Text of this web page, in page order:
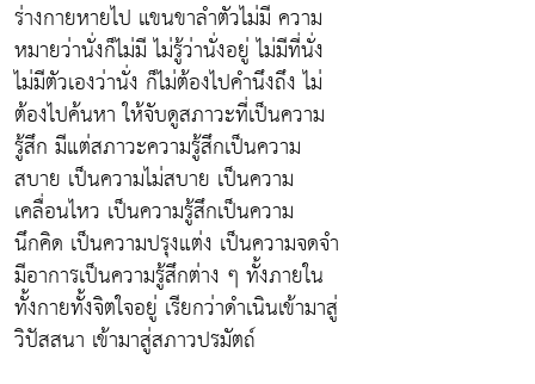
ร่างกายหายไป แขนขาลำตัวไม่มี ความ
หมายว่านั่งก็ไม่มี ไม่รู้ว่านั่งอยู่ ไม่มีที่นั่ง
ไม่มีตัวเองว่านั่ง ก็ไม่ต้องไปคำนึงถึง ไม่
ต้องไปค้นหา ให้จับดูสภาวะที่เป็นความ
รู้สึก มีแต่สภาวะความรู้สึกเป็นความ
สบาย เป็นความไม่สบาย เป็นความ
เคลื่อนไหว เป็นความรู้สึกเป็นความ
นึกคิด เป็นความปรุงแต่ง เป็นความจดจำ
มีอาการเป็นความรู้สึกต่าง ๆ ทั้งภายใน
ทั้งกายทั้งจิตใจอยู่ เรียกว่าดำเนินเข้ามาสู่
วิปัสสนา เข้ามาสู่สภาวปรมัตถ์